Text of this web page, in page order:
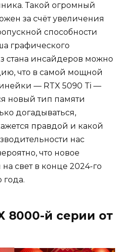
Такой огромный
за счёт увеличения
способности
графического
стана инсайдеров можно
что в самой мощной
— RTX 5090 Ti —
новый тип памяти
догадываться,
правдой и какой
нас
что новое
свет в конце 2024-го
года.
8000-й серии от